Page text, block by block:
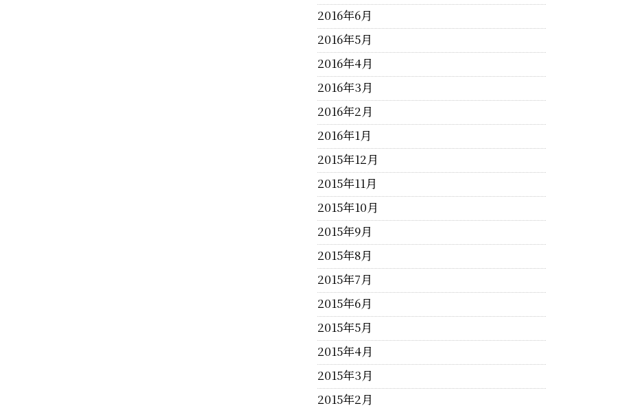
2016年6月
2016年5月
2016年4月
2016年3月
2016年2月
2016年1月
2015年12月
2015年11月
2015年10月
2015年9月
2015年8月
2015年7月
2015年6月
2015年5月
2015年4月
2015年3月
2015年2月